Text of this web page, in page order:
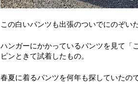
この白いパンツも出張のついでにのぞい
ハンガーにかかっているパンツを見て「
ピンときて試着したもの。
春夏に着るパンツを何年も探していたので